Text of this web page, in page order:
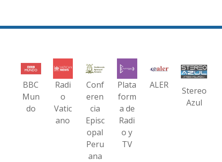
BBC
Mun
do
Radi
o
Vatic
ano
Conf
eren
cia
Episc
opal
Peru
ana
Plata
form
a de
Radi
o y
TV
ALER
Stereo
Azul